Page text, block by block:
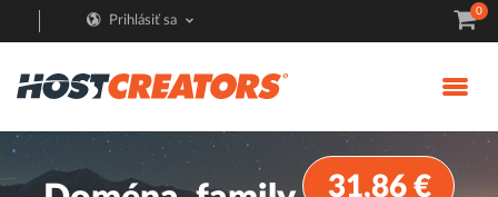
Prihlásiť sa
0
31,86 €